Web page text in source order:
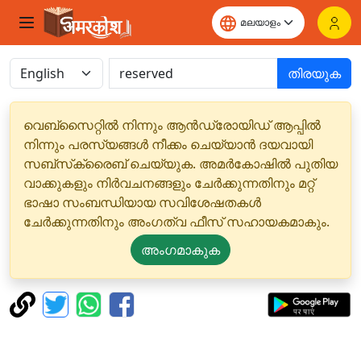
തിരയുക
വെബ്‌സൈറ്റിൽ നിന്നും ആൻഡ്രോയിഡ് ആപ്പിൽ
നിന്നും പരസ്യങ്ങൾ നീക്കം ചെയ്യാൻ ദയവായി
സബ്‌സ്‌ക്രൈബ് ചെയ്യുക. അമർകോഷിൽ പുതിയ
വാക്കുകളും നിർവചനങ്ങളും ചേർക്കുന്നതിനും മറ്റ്
ഭാഷാ സംബന്ധിയായ സവിശേഷതകൾ
ചേർക്കുന്നതിനും അംഗത്വ ഫീസ് സഹായകമാകും.
അംഗമാകുക